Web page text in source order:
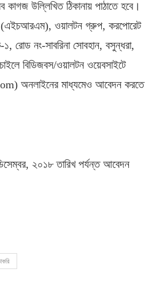
উল্লিখিত ঠিকানায় পাঠাতে হবে।
(এইচআরএম), ওয়ালটন গ্রুপ, করপোরেট
নং-সাবরিনা সোবহান, বসুন্ধরা,
বিডিজবস/ওয়ালটন ওয়েবসাইটে
অনলাইনের মাধ্যমেও আবেদন করতে
২০১৮ তারিখ পর্যন্ত আবেদন